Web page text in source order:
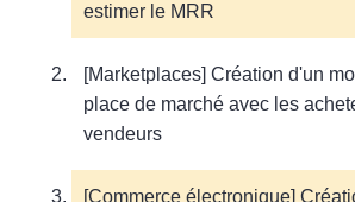
estimer le MRR
[Marketplaces] Création d'un
place de marché avec les
vendeurs
[Commerce électronique]